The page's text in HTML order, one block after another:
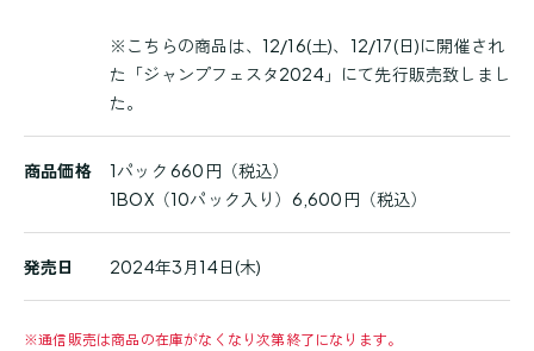
※こちらの商品は、12/16(土)、12/17(日)に開催され
た「ジャンプフェスタ2024」にて先行販売致しまし
た。
商品価格
1パック 660円（税込）
1BOX（10パック入り）6,600円（税込）
発売日 2024年3月14日(木)
※通信販売は商品の在庫がなくなり次第終了になります。